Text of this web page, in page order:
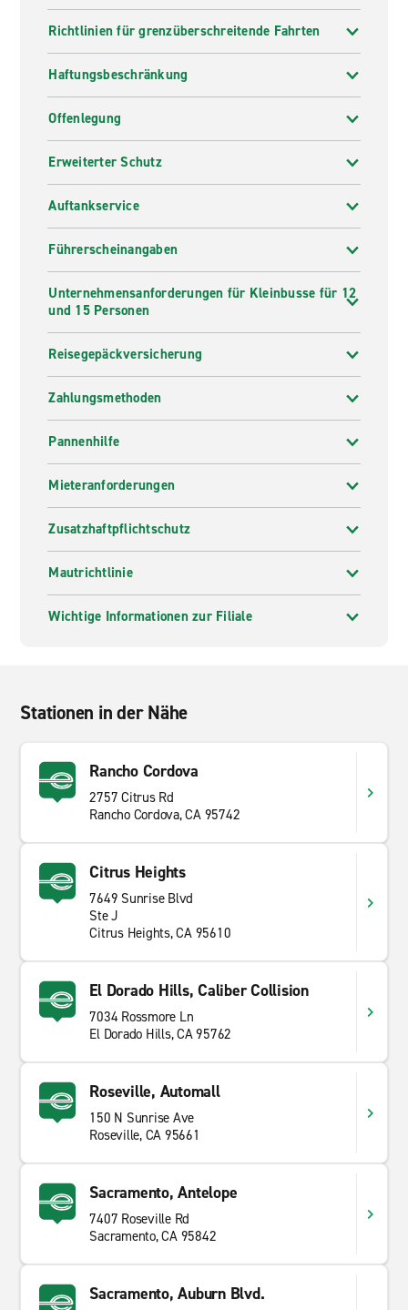
Richtlinien für grenzüberschreitende Fahrten
Haftungsbeschränkung
Offenlegung
Erweiterter Schutz
Auftankservice
Führerscheinangaben
Unternehmensanforderungen für Kleinbusse für 12
und 15 Personen
Reisegepäckversicherung
Zahlungsmethoden
Pannenhilfe
Mieteranforderungen
Zusatzhaftpflichtschutz
Mautrichtlinie
Wichtige Informationen zur Filiale
Stationen in der Nähe
Rancho Cordova
2757 Citrus Rd
Rancho Cordova, CA 95742
Citrus Heights
7649 Sunrise Blvd
Ste J
Citrus Heights, CA 95610
El Dorado Hills, Caliber Collision
7034 Rossmore Ln
El Dorado Hills, CA 95762
Roseville, Automall
150 N Sunrise Ave
Roseville, CA 95661
Sacramento, Antelope
7407 Roseville Rd
Sacramento, CA 95842
Sacramento, Auburn Blvd.